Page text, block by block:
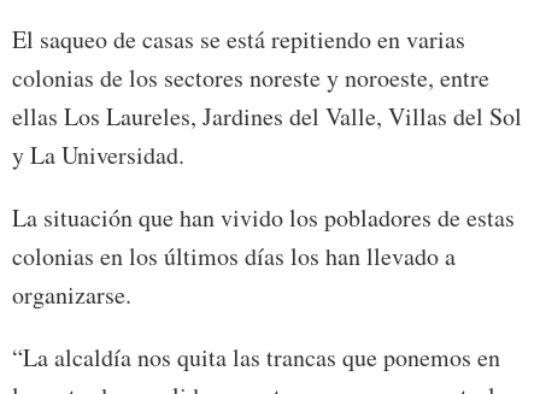
El saqueo de casas se está repitiendo en varias
colonias de los sectores noreste y noroeste, entre
ellas Los Laureles, Jardines del Valle, Villas del Sol
y La Universidad.
La situación que han vivido los pobladores de estas
colonias en los últimos días los han llevado a
organizarse.
“La alcaldía nos quita las trancas que ponemos en